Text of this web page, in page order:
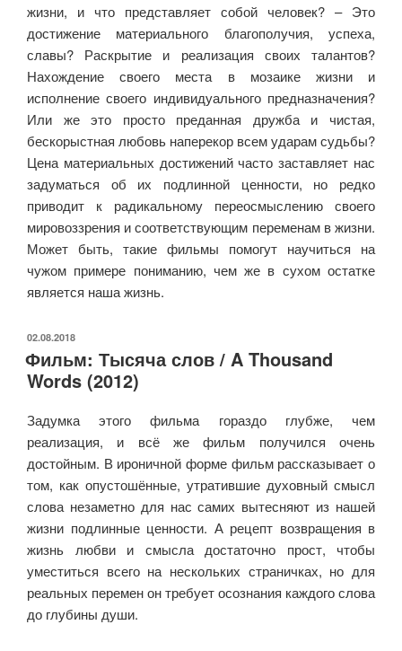
жизни, и что представляет собой человек? – Это
достижение материального благополучия, успеха,
славы? Раскрытие и реализация своих талантов?
Нахождение своего места в мозаике жизни и
исполнение своего индивидуального предназначения?
Или же это просто преданная дружба и чистая,
бескорыстная любовь наперекор всем ударам судьбы?
Цена материальных достижений часто заставляет нас
задуматься об их подлинной ценности, но редко
приводит к радикальному переосмыслению своего
мировоззрения и соответствующим переменам в жизни.
Может быть, такие фильмы помогут научиться на
чужом примере пониманию, чем же в сухом остатке
является наша жизнь.
ОПУБЛИКОВАНО
02.08.2018
Фильм: Тысяча слов / A Thousand
Words (2012)
Задумка этого фильма гораздо глубже, чем
реализация, и всё же фильм получился очень
достойным. В ироничной форме фильм рассказывает о
том, как опустошённые, утратившие духовный смысл
слова незаметно для нас самих вытесняют из нашей
жизни подлинные ценности. А рецепт возвращения в
жизнь любви и смысла достаточно прост, чтобы
уместиться всего на нескольких страничках, но для
реальных перемен он требует осознания каждого слова
до глубины души.